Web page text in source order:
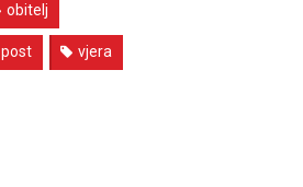
obitelj
post vjera